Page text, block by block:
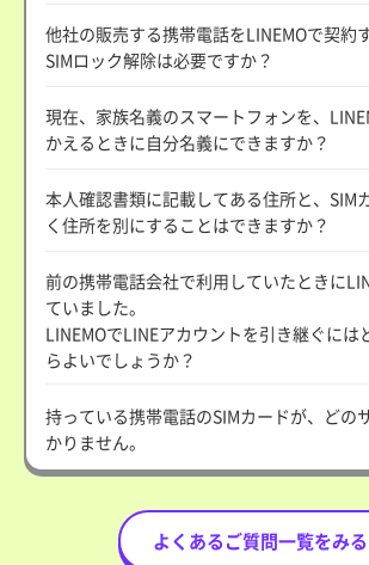
他社の販売する携帯電話をLINEMOで契約
SIMロック解除は必要ですか？
現在、家族名義のスマートフォンを、
かえるときに自分名義にできますか？
本人確認書類に記載してある住所と、SIM
く住所を別にすることはできますか？
前の携帯電話会社で利用していたときに
ていました。
LINEMOでLINEアカウントを引き継ぐには
らよいでしょうか？
持っている携帯電話のSIMカードが、どの
かりません。
よくあるご質問一覧をみる